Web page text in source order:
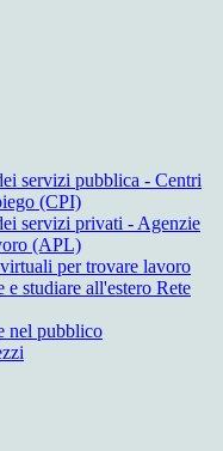
servizi pubblica - Centri
(CPI)
servizi privati - Agenzie
(APL)
per trovare lavoro
e studiare all'estero Rete
nel pubblico